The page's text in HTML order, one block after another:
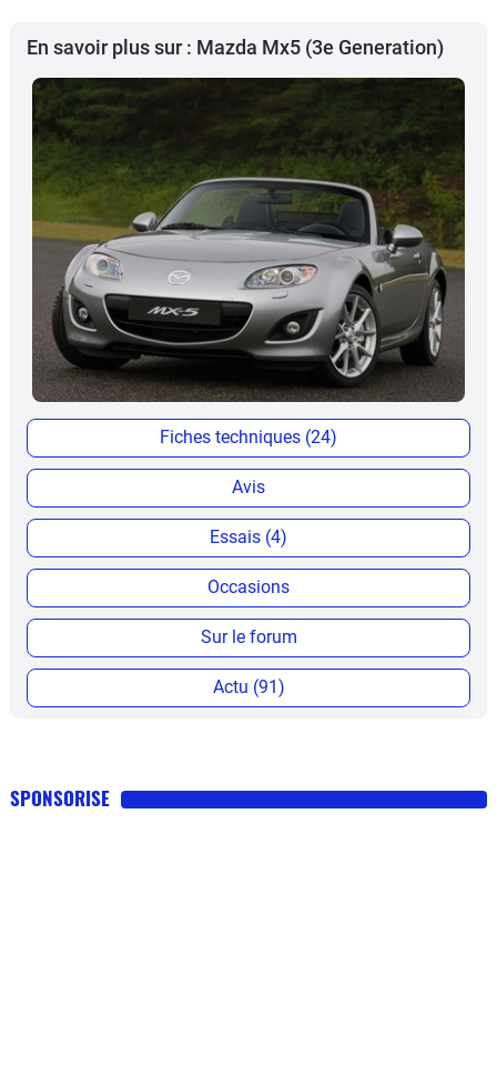
En savoir plus sur : Mazda Mx5 (3e Generation)
Fiches techniques (24)
Avis
Essais (4)
Occasions
Sur le forum
Actu (91)
SPONSORISE